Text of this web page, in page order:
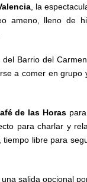
, la
ameno, lleno de
Barrio del
a comer en grupo
de las Horas
para charlar y
libre para
salida opcional